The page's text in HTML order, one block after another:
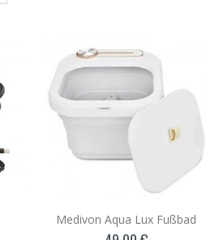
Medivon Aqua Lux Fußbad